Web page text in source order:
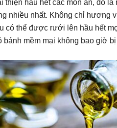
thiện hầu hết các món ăn, đó
nhiều nhất. Không chỉ hương
có thể được rưới lên hầu hết
bánh mềm mại không bao giờ bị